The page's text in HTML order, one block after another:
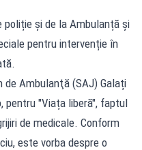
poliție și de la Ambulanță și
pentru intervenție în
de Ambulanţă (SAJ) Galați
pentru "Viața liberă", faptul
de medicale. Conform
este vorba despre o